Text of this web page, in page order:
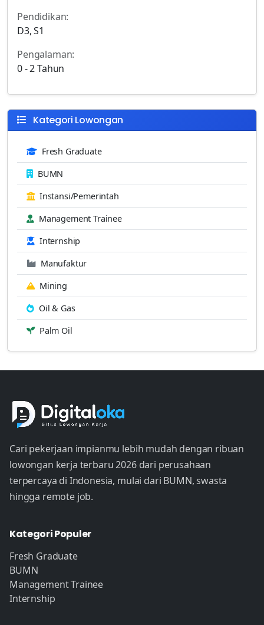
Pendidikan:
D3, S1
Pengalaman:
0 - 2 Tahun
Kategori Lowongan
Fresh Graduate
BUMN
Instansi/Pemerintah
Management Trainee
Internship
Manufaktur
Mining
Oil & Gas
Palm Oil
Cari pekerjaan impianmu lebih mudah dengan ribuan
lowongan kerja terbaru 2026 dari perusahaan
terpercaya di Indonesia, mulai dari BUMN, swasta
hingga remote job.
Kategori Populer
Fresh Graduate
BUMN
Management Trainee
Internship